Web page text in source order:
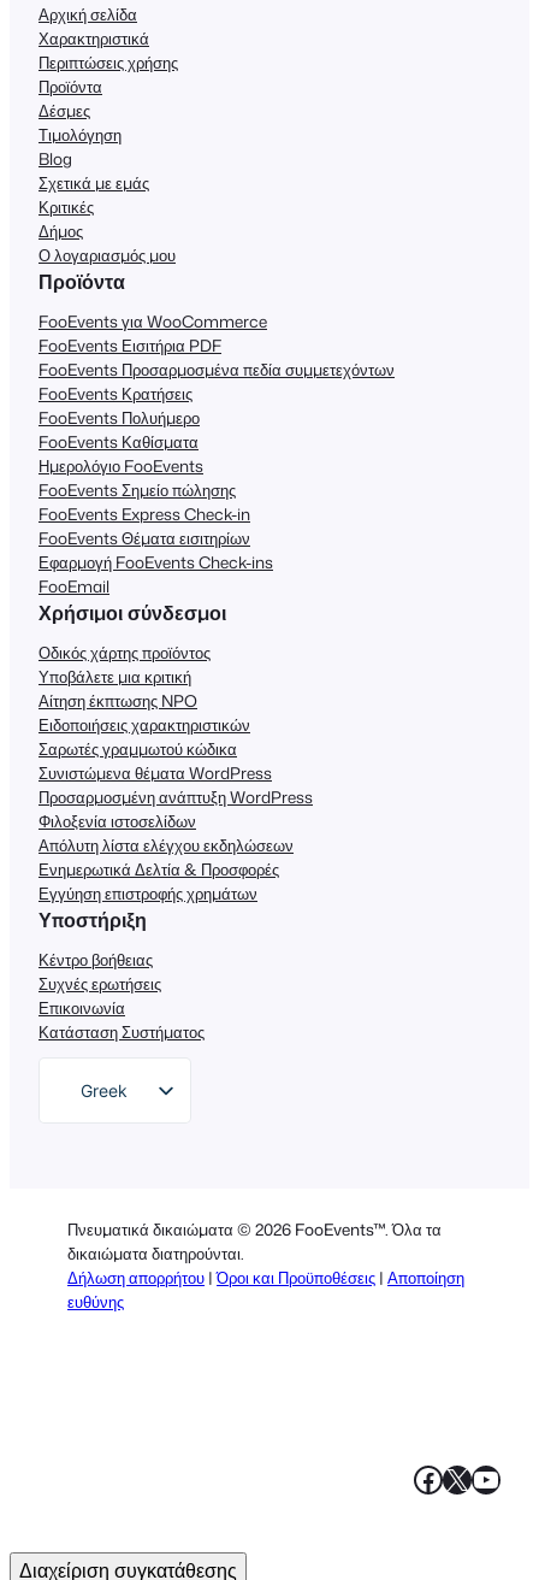
Αρχική σελίδα
Χαρακτηριστικά
Περιπτώσεις χρήσης
Προϊόντα
Δέσμες
Τιμολόγηση
Blog
Σχετικά με εμάς
Κριτικές
Δήμος
Ο λογαριασμός μου
Προϊόντα
FooEvents για WooCommerce
FooEvents Εισιτήρια PDF
FooEvents Προσαρμοσμένα πεδία συμμετεχόντων
FooEvents Κρατήσεις
FooEvents Πολυήμερο
FooEvents Καθίσματα
Ημερολόγιο FooEvents
FooEvents Σημείο πώλησης
FooEvents Express Check-in
FooEvents Θέματα εισιτηρίων
Εφαρμογή FooEvents Check-ins
FooEmail
Χρήσιμοι σύνδεσμοι
Οδικός χάρτης προϊόντος
Υποβάλετε μια κριτική
Αίτηση έκπτωσης NPO
Ειδοποιήσεις χαρακτηριστικών
Σαρωτές γραμμωτού κώδικα
Συνιστώμενα θέματα WordPress
Προσαρμοσμένη ανάπτυξη WordPress
Φιλοξενία ιστοσελίδων
Απόλυτη λίστα ελέγχου εκδηλώσεων
Ενημερωτικά Δελτία & Προσφορές
Εγγύηση επιστροφής χρημάτων
Υποστήριξη
Κέντρο βοήθειας
Συχνές ερωτήσεις
Επικοινωνία
Κατάσταση Συστήματος
Greek
Spanish
Italian
Πνευματικά δικαιώματα © 2026 FooEvents™. Όλα τα
δικαιώματα διατηρούνται.
Δήλωση απορρήτου |Όροι και Προϋποθέσεις | Αποποίηση
ευθύνης
X
Διαχείριση συγκατάθεσης